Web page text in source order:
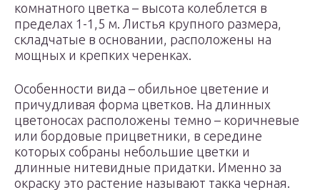
комнатного цветка – высота колеблется в
пределах 1-1,5 м. Листья крупного размера,
складчатые в основании, расположены на
мощных и крепких черенках.
Особенности вида – обильное цветение и
причудливая форма цветков. На длинных
цветоносах расположены темно – коричневые
или бордовые прицветники, в середине
которых собраны небольшие цветки и
длинные нитевидные придатки. Именно за
окраску это растение называют такка черная.